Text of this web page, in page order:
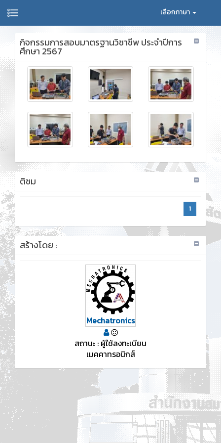
เลือกภาษา
กิจกรรมการสอบมาตรฐานวิชาชีพ ประจำปีการ
ศึกษา 2567
ติชม
1
สร้างโดย :
Mechatronics
สถานะ : ผู้ใช้ลงทะเบียน
เมคคาทรอนิกส์